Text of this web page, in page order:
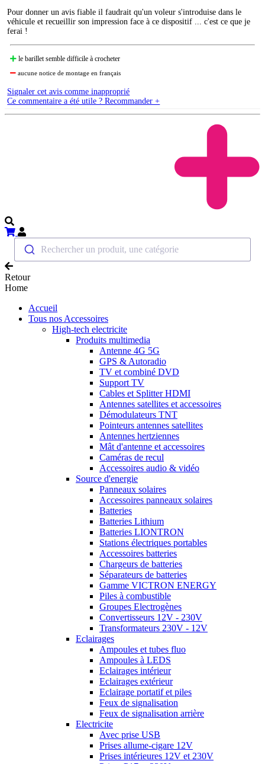
Pour donner un avis fiable il faudrait qu'un voleur s'introduise dans le
véhicule et recueillir son impression face à ce dispositif ... c'est ce que je
ferai !
le barillet semble difficile à crocheter
aucune notice de montage en français
Signaler cet avis comme inapproprié
Ce commentaire a été utile ? Recommander +
Rechercher un produit, une catégorie
Retour
Home
Accueil
Tous nos Accessoires
High-tech electricite
Produits multimedia
Antenne 4G 5G
GPS & Autoradio
TV et combiné DVD
Support TV
Cables et Splitter HDMI
Antennes satellites et accessoires
Démodulateurs TNT
Pointeurs antennes satellites
Antennes hertziennes
Mât d'antenne et accessoires
Caméras de recul
Accessoires audio & vidéo
Source d'energie
Panneaux solaires
Accessoires panneaux solaires
Batteries
Batteries Lithium
Batteries LIONTRON
Stations électriques portables
Accessoires batteries
Chargeurs de batteries
Séparateurs de batteries
Gamme VICTRON ENERGY
Piles à combustible
Groupes Electrogènes
Convertisseurs 12V - 230V
Transformateurs 230V - 12V
Eclairages
Ampoules et tubes fluo
Ampoules à LEDS
Eclairages intérieur
Eclairages extérieur
Eclairage portatif et piles
Feux de signalisation
Feux de signalisation arrière
Electricite
Avec prise USB
Prises allume-cigare 12V
Prises intérieures 12V et 230V